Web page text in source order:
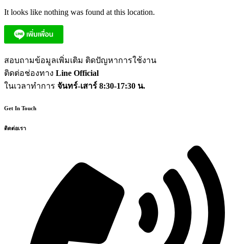
It looks like nothing was found at this location.
สอบถามข้อมูลเพิ่มเติม ติดปัญหาการใช้งาน
ติดต่อช่องทาง Line Official
ในเวลาทำการ จันทร์-เสาร์ 8:30-17:30 น.
Get In Touch
ติดต่อเรา